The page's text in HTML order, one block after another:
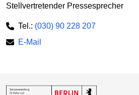
Stellvertretender Pressesprecher
Tel.: (030) 90 228 207
E-Mail